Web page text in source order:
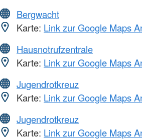
Bergwacht
Karte: Link zur Google Maps
Hausnotrufzentrale
Karte: Link zur Google Maps
Jugendrotkreuz
Karte: Link zur Google Maps
Jugendrotkreuz
Karte: Link zur Google Maps